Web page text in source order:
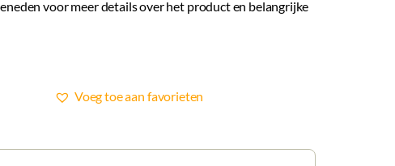
voor meer details over het product en belangrijke
Voeg toe aan favorieten